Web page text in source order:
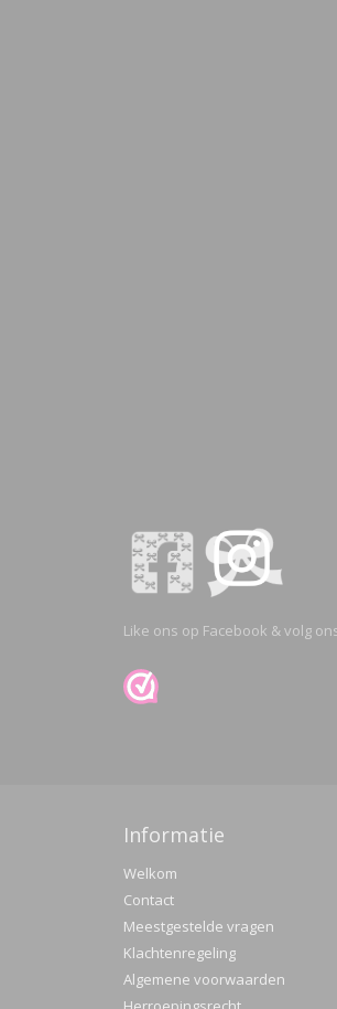
Like ons op Facebook & volg
Informatie
Welkom
Contact
Meestgestelde vragen
Klachtenregeling
Algemene voorwaarden